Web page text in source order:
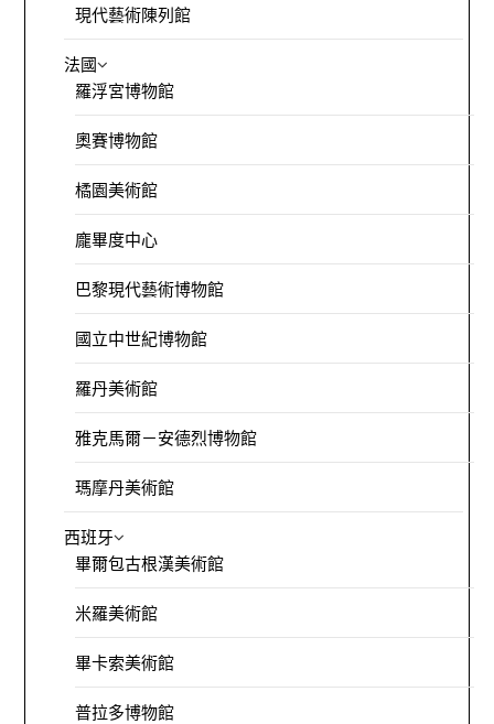
現代藝術陳列館
法國
羅浮宮博物館
奧賽博物館
橘園美術館
龐畢度中心
巴黎現代藝術博物館
國立中世紀博物館
羅丹美術館
雅克馬爾－安德烈博物館
瑪摩丹美術館
西班牙
畢爾包古根漢美術館
米羅美術館
畢卡索美術館
普拉多博物館